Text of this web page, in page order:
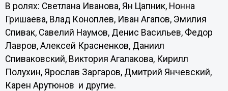
В ролях: Светлана Иванова, Ян Цапник, Нонна
Гришаева, Влад Коноплев, Иван Агапов, Эмилия
Спивак, Савелий Наумов, Денис Васильев, Федор
Лавров, Алексей Красненков, Даниил
Спиваковский, Виктория Агалакова, Кирилл
Полухин, Ярослав Заргаров, Дмитрий Янчевский,
Карен Арутюнов и другие.